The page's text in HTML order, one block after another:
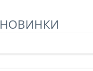
НОВИНКИ